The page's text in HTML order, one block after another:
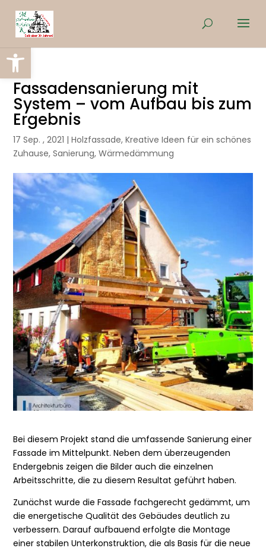
Werkzeugleiste öffnen
Fassadensanierung mit
System – vom Aufbau bis zum
Ergebnis
17 Sep. , 2021 |Holzfassade,Kreative Ideen für ein schönes
Zuhause,Sanierung,Wärmedämmung
Bei diesem Projekt stand die umfassende Sanierung einer
Fassade im Mittelpunkt. Neben dem überzeugenden
Endergebnis zeigen die Bilder auch die einzelnen
Arbeitsschritte, die zu diesem Resultat geführt haben.
Zunächst wurde die Fassade fachgerecht gedämmt, um
die energetische Qualität des Gebäudes deutlich zu
verbessern. Darauf aufbauend erfolgte die Montage
einer stabilen Unterkonstruktion, die als Basis für die neue